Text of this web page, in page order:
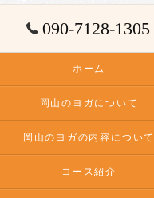
090-7128-1305
ホーム
岡山のヨガについて
岡山のヨガの内容について
コース紹介